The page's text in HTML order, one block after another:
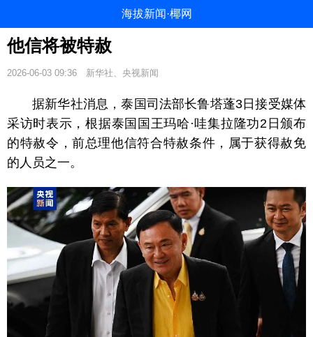
海拔新闻·椰网
他信将被特赦
2026-06-03 09:36 新华社、央视新闻
据新华社消息，泰国司法部长鲁塔蓬3日接受媒体
采访时表示，根据泰国国王玛哈·哇集拉隆功2日颁布
的特赦令，前总理他信符合特赦条件，属于获得赦免
的人员之一。